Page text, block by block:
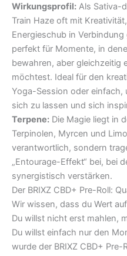
Wirkungsprofil: Als Sativa-
Train Haze oft mit
Energieschub in
perfekt für Momente, in
bewahren, aber gleichzeitig
möchtest. Ideal für den
Yoga-Session oder
sich zu lassen und sich
Terpene: Die Magie liegt in
Terpinolen, Myrcen und
verantwortlich, sondern
„Entourage-Effekt“ bei, bei
synergistisch verstärken.
Der BRIXZ CBD+ Pre-Roll:
Wir wissen, dass du Wert
Du willst nicht erst mahlen,
Du willst einfach nur den
wurde der BRIXZ CBD+ Pre-